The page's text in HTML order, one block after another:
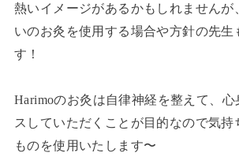
熱いイメージがあるかもしれませんが
いのお灸を使用する場合や方針の先生
す！
Harimoのお灸は自律神経を整えて、心
スしていただくことが目的なので気
ものを使用いたします〜